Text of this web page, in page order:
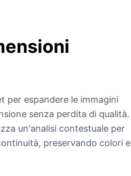
per espandere le immagini
senza perdita di qualità.
un'analisi contestuale per
preservando colori e